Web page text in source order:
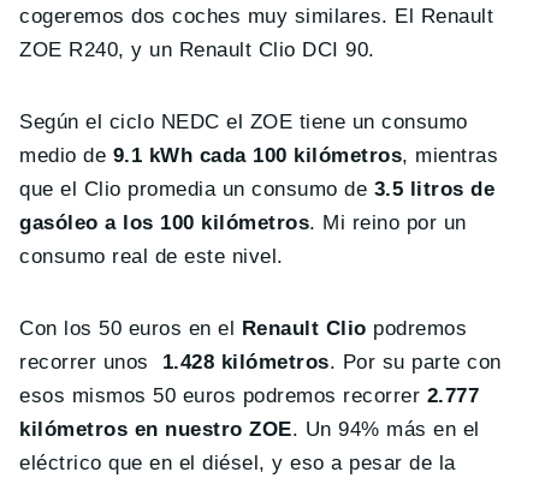
cogeremos dos coches muy similares. El Renault
ZOE R240, y un Renault Clio DCI 90.
Según el ciclo NEDC el ZOE tiene un consumo
medio de 9.1 kWh cada 100 kilómetros, mientras
que el Clio promedia un consumo de 3.5 litros de
gasóleo a los 100 kilómetros. Mi reino por un
consumo real de este nivel.
Con los 50 euros en el Renault Clio podremos
recorrer unos 1.428 kilómetros. Por su parte con
esos mismos 50 euros podremos recorrer 2.777
kilómetros en nuestro ZOE. Un 94% más en el
eléctrico que en el diésel, y eso a pesar de la